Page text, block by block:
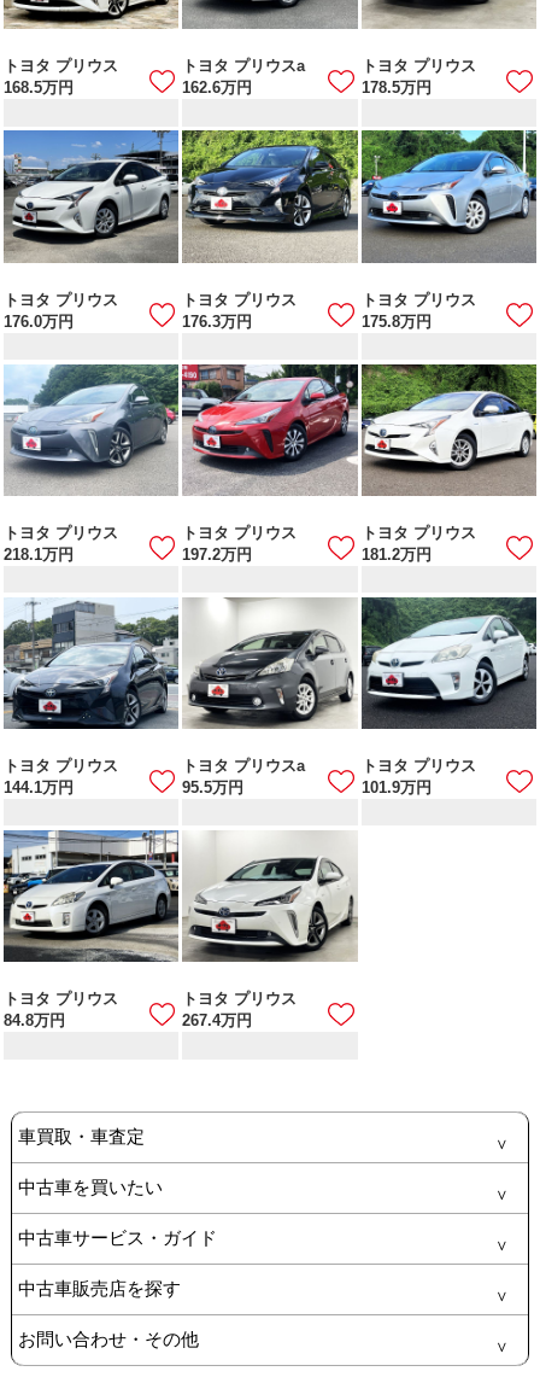
トヨタ プリウス
168.5万円
トヨタ プリウスa
162.6万円
トヨタ プリウス
178.5万円
トヨタ プリウス
176.0万円
トヨタ プリウス
176.3万円
トヨタ プリウス
175.8万円
トヨタ プリウス
218.1万円
トヨタ プリウス
197.2万円
トヨタ プリウス
181.2万円
トヨタ プリウス
144.1万円
トヨタ プリウスa
95.5万円
トヨタ プリウス
101.9万円
トヨタ プリウス
84.8万円
トヨタ プリウス
267.4万円
車買取・車査定
中古車を買いたい
中古車サービス・ガイド
中古車販売店を探す
お問い合わせ・その他